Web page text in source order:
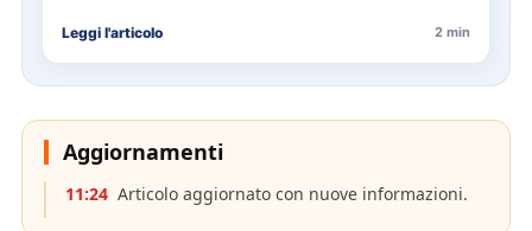
Leggi l'articolo 2 min
Aggiornamenti
11:24 Articolo aggiornato con nuove informazioni.